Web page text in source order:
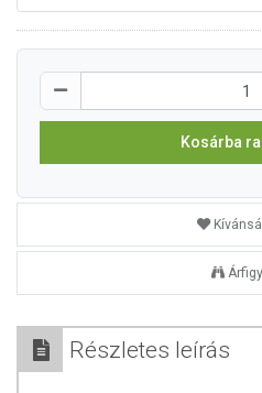
Kosárba
Részletes leírás